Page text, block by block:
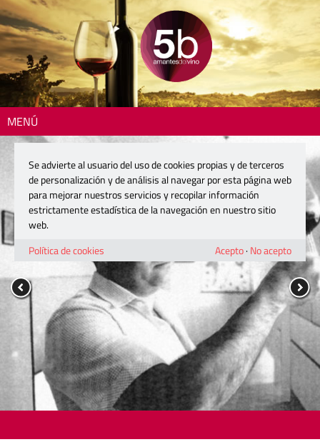
MENÚ
Se advierte al usuario del uso de cookies propias y de terceros
de personalización y de análisis al navegar por esta página web
para mejorar nuestros servicios y recopilar información
estrictamente estadística de la navegación en nuestro sitio
web.
Política de cookies
Acepto· No acepto